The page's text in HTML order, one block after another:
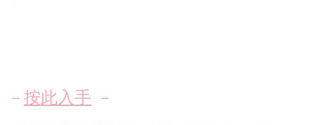
－ 按此入手 －